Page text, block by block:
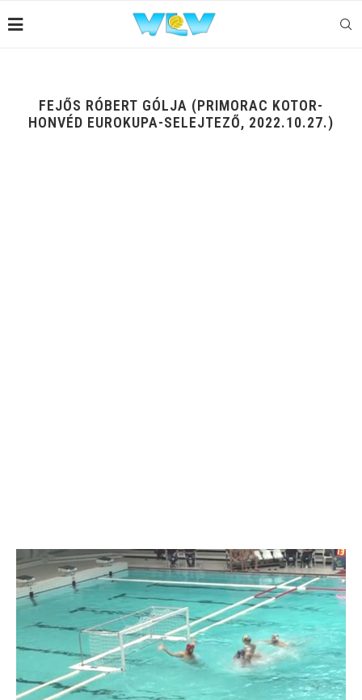
FEJŐS RÓBERT GÓLJA (PRIMORAC KOTOR-
HONVÉD EUROKUPA-SELEJTEZŐ, 2022.10.27.)